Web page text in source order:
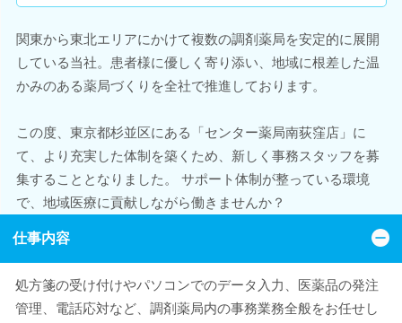
関東から東北エリアにかけて複数の調剤薬局を安定的に展開
している当社。患者様に優しく寄り添い、地域に根差した温
かみのある薬局づくりを全社で推進しております。
この度、東京都杉並区にある「センター薬局南荻窪店」に
て、より充実した体制を築くため、新しく事務スタッフを募
集することとなりました。 サポート体制が整っている環境
で、地域医療に貢献しながら働きませんか？
仕事内容
処方箋の受け付けやパソコンでのデータ入力、医薬品の発注
管理、電話応対など、調剤薬局内の事務業務全般をお任せし